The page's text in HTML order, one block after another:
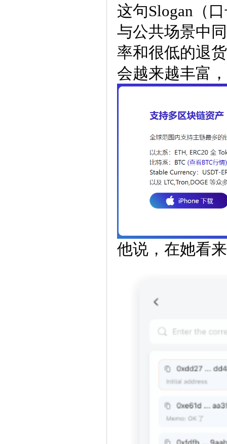
这句Slogan（
与公共场景中
率和很低的退
会越来越丰富
他说，在她看